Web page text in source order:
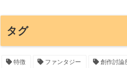
タグ
特徴 ファンタジー 創作討論